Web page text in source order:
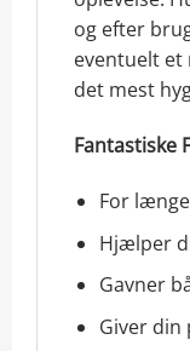
og efter
eventuelt
det mest
Fantastiske
For
Hjælper
Gavner
Giver din